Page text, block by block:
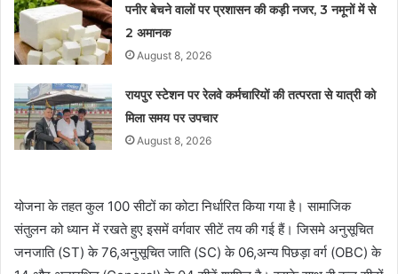
पनीर बेचने वालों पर प्रशासन की कड़ी नजर, 3 नमूनों में से
2 अमानक
August 8, 2026
रायपुर स्टेशन पर रेलवे कर्मचारियों की तत्परता से यात्री को
मिला समय पर उपचार
August 8, 2026
​योजना के तहत कुल 100 सीटों का कोटा निर्धारित किया गया है। सामाजिक
संतुलन को ध्यान में रखते हुए इसमें वर्गवार सीटें तय की गई हैं। जिसमे ​अनुसूचित
जनजाति (ST) के 76,​अनुसूचित जाति (SC) के 06,​अन्य पिछड़ा वर्ग (OBC) के